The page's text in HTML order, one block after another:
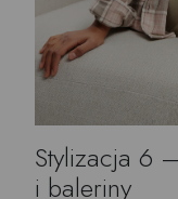
Stylizacja 6
i baleriny